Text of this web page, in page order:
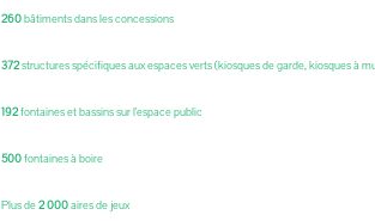
260bâtiments dans les concessions
372structures spécifiques aux espaces verts (kiosques de garde, kiosques à
192fontaines et bassins sur l'espace public
500fontaines à boire
Plus de2 000aires de jeux